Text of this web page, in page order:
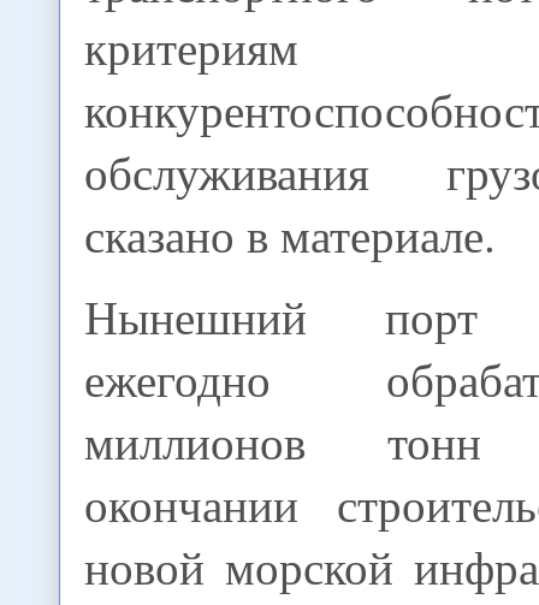
критериям
обслуживания
сказано в материале.
Нынешний порт
ежегодно
миллионов
окончании
новой морской